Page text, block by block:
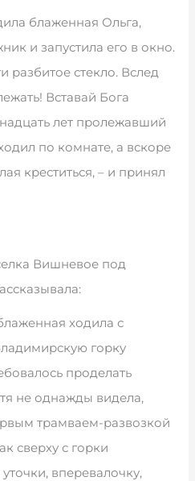
блаженная Ольга,
и запустила его в окно.
разбитое стекло. Вслед
Вставай Бога
лет пролежавший
по комнате, а вскоре
креститься, – и принял
Вишневое под
ходила с
горку
проделать
не однажды видела,
трамваем-развозкой
сверху с горки
вперевалочку,